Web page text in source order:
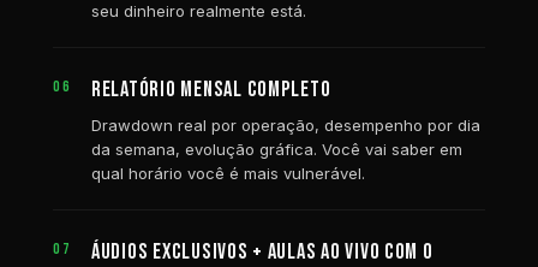
seu dinheiro realmente está.
06 RELATÓRIO MENSAL COMPLETO
Drawdown real por operação, desempenho por dia
da semana, evolução gráfica. Você vai saber em
qual horário você é mais vulnerável.
07
ÁUDIOS EXCLUSIVOS + AULAS AO VIVO COM O